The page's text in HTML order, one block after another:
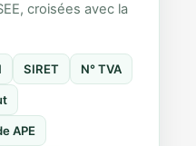
croisées avec la
SIRET N° TVA
APE